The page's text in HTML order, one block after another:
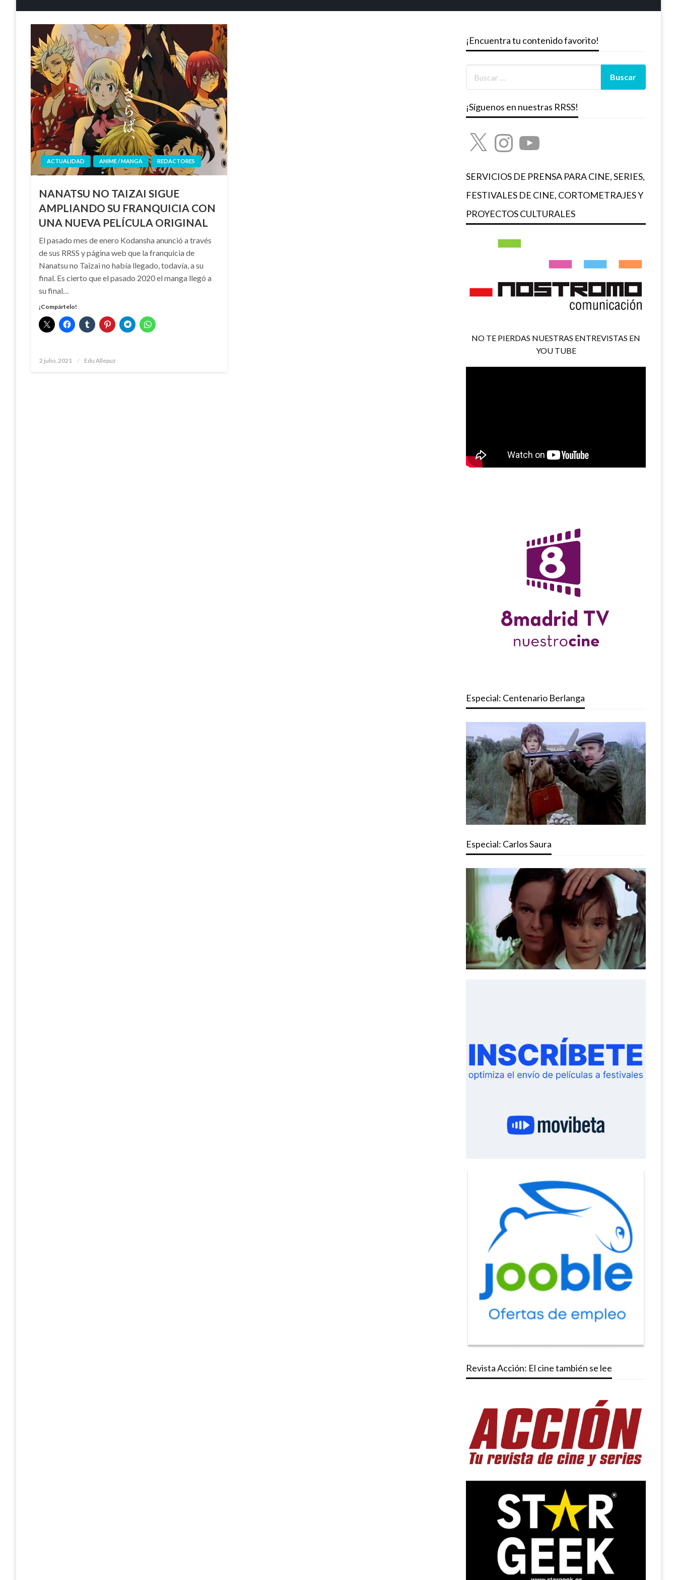
ACTUALIDAD ANIME / MANGA REDACTORES
NANATSU NO TAIZAI SIGUE
AMPLIANDO SU FRANQUICIA CON
UNA NUEVA PELÍCULA ORIGINAL
El pasado mes de enero Kodansha anunció a través
de sus RRSS y página web que la franquicia de
Nanatsu no Taizai no había llegado, todavía, a su
final. Es cierto que el pasado 2020 el manga llegó a
su final…
¡Compártelo!
Publicado
2 julio, 2021 Edu Allepuz
¡Encuentra tu contenido favorito!
¡Síguenos en nuestras RRSS!
X InstagramYouTube
SERVICIOS DE PRENSA PARA CINE, SERIES,
FESTIVALES DE CINE, CORTOMETRAJES Y
PROYECTOS CULTURALES
NO TE PIERDAS NUESTRAS ENTREVISTAS EN
YOU TUBE
Especial: Centenario Berlanga
Especial: Carlos Saura
Revista Acción: El cine también se lee